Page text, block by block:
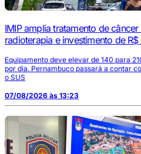
IMIP amplia tratamento de
radioterapia e investimento de
Equipamento deve elevar de 140 para
por dia. Pernambuco passará a contar
o SUS
07/08/2026 às 13:23